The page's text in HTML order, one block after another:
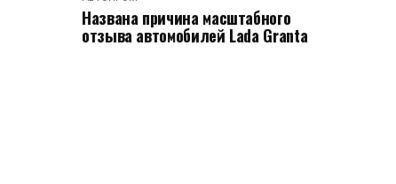
Названа причина масштабного
отзыва автомобилей Lada Granta